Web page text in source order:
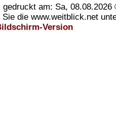
am: Sa, 08.08.2026
die www.weitblick.net
Version